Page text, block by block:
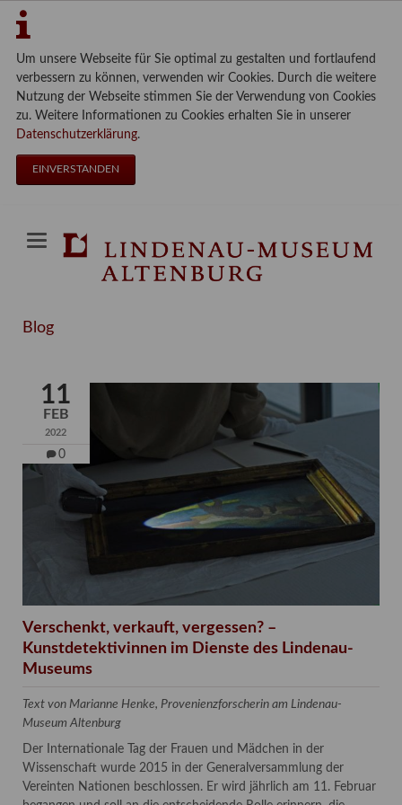
Um unsere Webseite für Sie optimal zu gestalten und fortlaufend
verbessern zu können, verwenden wir Cookies. Durch die weitere
Nutzung der Webseite stimmen Sie der Verwendung von Cookies
zu. Weitere Informationen zu Cookies erhalten Sie in unserer
Datenschutzerklärung.
EINVERSTANDEN
Blog
11
FEB
2022
0
Verschenkt, verkauft, vergessen? –
Kunstdetektivinnen im Dienste des Lindenau-
Museums
Text von Marianne Henke, Provenienzforscherin am Lindenau-
Museum Altenburg
Der Internationale Tag der Frauen und Mädchen in der
Wissenschaft wurde 2015 in der Generalversammlung der
Vereinten Nationen beschlossen. Er wird jährlich am 11. Februar